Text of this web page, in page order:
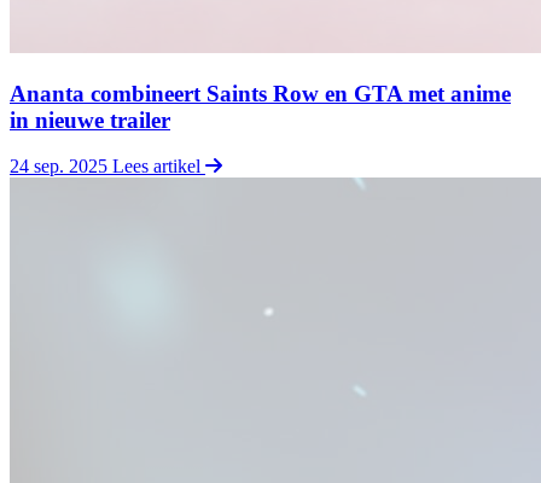
Ananta combineert Saints Row en GTA met anime
in nieuwe trailer
24 sep. 2025 Lees artikel